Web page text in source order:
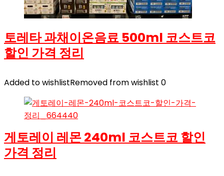
토레타 과채이온음료 500ml 코스트코
할인 가격 정리
Added to wishlistRemoved from wishlist 0
게토레이 레몬 240ml 코스트코 할인
가격 정리